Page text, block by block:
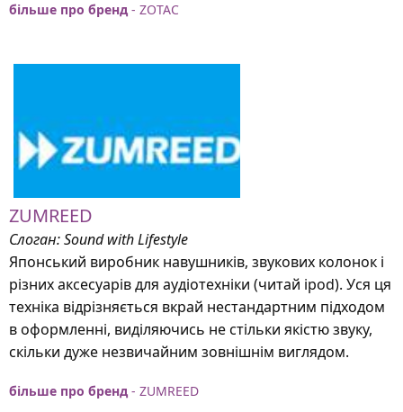
більше про бренд - ZOTAC
ZUMREED
Слоган: Sound with Lifestyle
Японський виробник навушників, звукових колонок і
різних аксесуарів для аудіотехніки (читай ipod). Уся ця
техніка відрізняється вкрай нестандартним підходом
в оформленні, виділяючись не стільки якістю звуку,
скільки дуже незвичайним зовнішнім виглядом.
більше про бренд - ZUMREED